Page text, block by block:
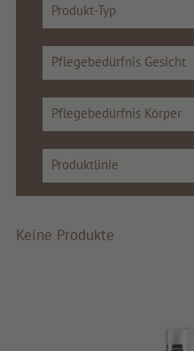
Produkt-Typ
Pflegebedürfnis Gesicht
Pflegebedürfnis Körper
Produktlinie
Keine Produkte